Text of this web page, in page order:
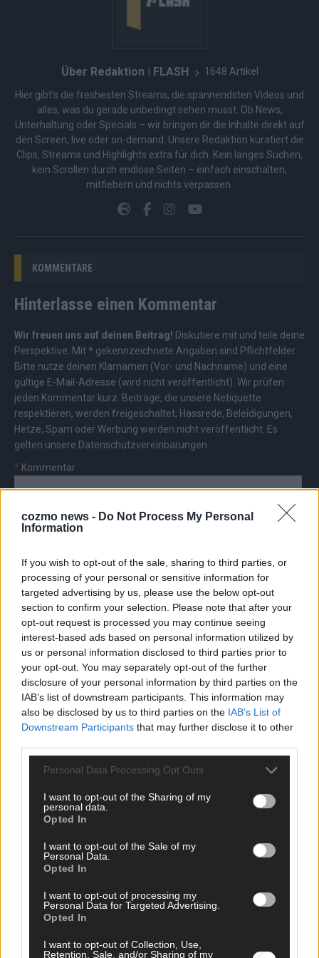
cozmo news - Do Not Process My Personal
Information
If you wish to opt-out of the sale, sharing to third parties, or
processing of your personal or sensitive information for
targeted advertising by us, please use the below opt-out
section to confirm your selection. Please note that after your
opt-out request is processed you may continue seeing
interest-based ads based on personal information utilized by
us or personal information disclosed to third parties prior to
your opt-out. You may separately opt-out of the further
disclosure of your personal information by third parties on the
IAB’s list of downstream participants. This information may
also be disclosed by us to third parties on the IAB’s List of
Downstream Participants that may further disclose it to other
Personal Data Processing Opt Outs
I want to opt-out of the Sharing of my
personal data.
Opted In
I want to opt-out of the Sale of my
Personal Data.
Opted In
I want to opt-out of processing my
Personal Data for Targeted Advertising.
Opted In
I want to opt-out of Collection, Use,
Retention, Sale, and/or Sharing of my
Über Redaktion | FLASH 1648 Artikel
Hier gibt’s die freshesten Streams, die spannendsten Videos und
alles, was du gerade unbedingt sehen musst. Ob News,
Unterhaltung oder Specials – wir bringen dir die Inhalte direkt auf
den Screen, live oder on-demand. Unsere Redaktion kuratiert die
Clips, Streams und Highlights extra für dich. Kein langes Suchen,
kein Scrollen durch endlose Seiten – einfach einschalten,
mitfiebern und nichts verpassen.
KOMMENTARE
Hinterlasse einen Kommentar
Wir freuen uns auf deinen Beitrag! Diskutiere mit und teile deine
Perspektive. Mit * gekennzeichnete Angaben sind Pflichtfelder.
Bitte nutze deinen Klarnamen (Vor- und Nachname) und eine
gültige E-Mail-Adresse (wird nicht veröffentlicht). Wir prüfen
jeden Kommentar kurz. Beiträge, die unsere Netiquette
respektieren, werden freigeschaltet; Hassrede, Beleidigungen,
Hetze, Spam oder Werbung werden nicht veröffentlicht. Es
gelten unsere Datenschutzvereinbarungen
* Kommentar
Vor- und Nachname
E-Mail
AD
FOLGE UNS BEI FACEBOOK